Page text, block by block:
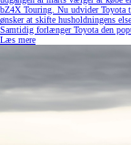
bZ4X Touring. Nu udvider Toyota
ønsker at skifte husholdningens
Samtidig forlænger Toyota den
Læs mere